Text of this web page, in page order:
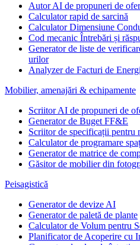
Autor AI de propuneri de
Calculator rapid de sarcină
Calculator Dimensiune
Cod mecanic Întrebări și
Generator de liste de
urilor
Analyzer de Facturi de
Mobilier, amenajări & echipamente
Scriitor AI de propuneri de
Generator de Buget FF&E
Scriitor de specificații pentru
Calculator de programare
Generator de matrice de
Găsitor de mobilier din
Peisagistică
Generator de devize AI
Generator de paletă de plante
Calculator de Volum pentru
Planificator de Acoperire cu